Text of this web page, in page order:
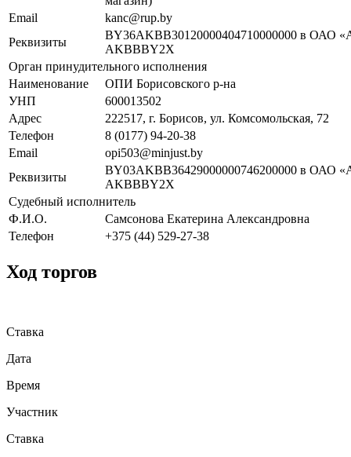
Email
kanc@rup.by
Реквизиты
BY36AKBB30120000404710000000 в ОАО
AKBBBY2X
Орган принудительного исполнения
Наименование
ОПИ Борисовского р-на
УНП
600013502
Адрес
222517, г. Борисов, ул. Комсомольская, 72
Телефон
8 (0177) 94-20-38
Email
opi503@minjust.by
Реквизиты
BY03AKBB36429000000746200000 в ОАО
AKBBBY2X
Судебный исполнитель
Ф.И.О.
Самсонова Екатерина Александровна
Телефон
+375 (44) 529-27-38
Ход торгов
Ставка
Дата
Время
Участник
Ставка